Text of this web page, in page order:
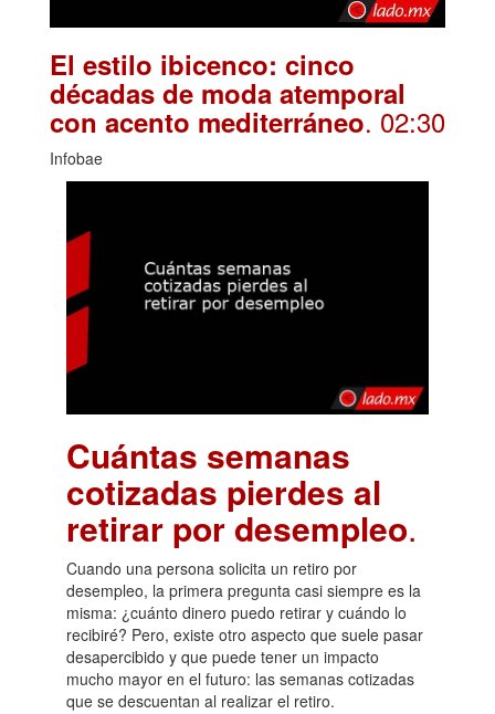
El estilo ibicenco: cinco
décadas de moda atemporal
con acento mediterráneo. 02:30
Infobae
Cuántas semanas
cotizadas pierdes al
retirar por desempleo.
Cuando una persona solicita un retiro por
desempleo, la primera pregunta casi siempre es la
misma: ¿cuánto dinero puedo retirar y cuándo lo
recibiré? Pero, existe otro aspecto que suele pasar
desapercibido y que puede tener un impacto
mucho mayor en el futuro: las semanas cotizadas
que se descuentan al realizar el retiro.